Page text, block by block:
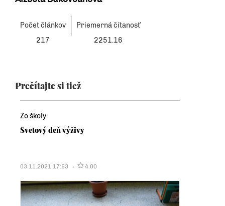
Počet článkov
Priemerná čítanosť
217
2251.16
Prečítajte si tiež
Zo školy
Svetový deň výživy
03.11.2021 17:53 4.00